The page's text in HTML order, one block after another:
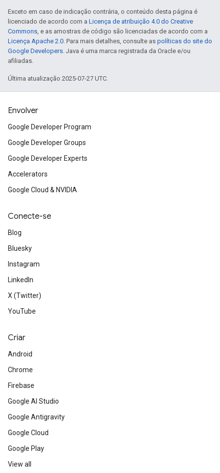
Exceto em caso de indicação contrária, o conteúdo desta página é
licenciado de acordo com a Licença de atribuição 4.0 do Creative
Commons, e as amostras de código são licenciadas de acordo com a
Licença Apache 2.0. Para mais detalhes, consulte as políticas do site do
Google Developers. Java é uma marca registrada da Oracle e/ou
afiliadas.
Última atualização 2025-07-27 UTC.
Envolver
Google Developer Program
Google Developer Groups
Google Developer Experts
Accelerators
Google Cloud & NVIDIA
Conecte-se
Blog
Bluesky
Instagram
LinkedIn
X (Twitter)
YouTube
Criar
Android
Chrome
Firebase
Google AI Studio
Google Antigravity
Google Cloud
Google Play
View all